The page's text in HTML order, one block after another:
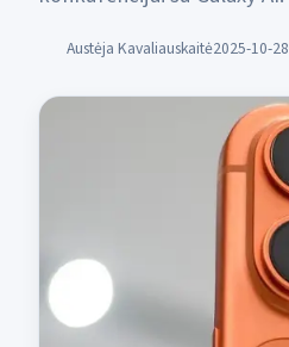
Austėja Kavaliauskaitė2025-10-28